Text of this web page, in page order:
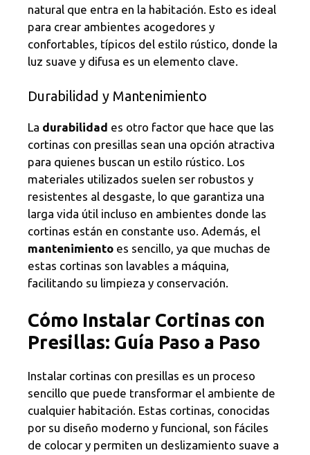
natural que entra en la habitación. Esto es ideal
para crear ambientes acogedores y
confortables, típicos del estilo rústico, donde la
luz suave y difusa es un elemento clave.
Durabilidad y Mantenimiento
La durabilidad es otro factor que hace que las
cortinas con presillas sean una opción atractiva
para quienes buscan un estilo rústico. Los
materiales utilizados suelen ser robustos y
resistentes al desgaste, lo que garantiza una
larga vida útil incluso en ambientes donde las
cortinas están en constante uso. Además, el
mantenimiento es sencillo, ya que muchas de
estas cortinas son lavables a máquina,
facilitando su limpieza y conservación.
Cómo Instalar Cortinas con
Presillas: Guía Paso a Paso
Instalar cortinas con presillas es un proceso
sencillo que puede transformar el ambiente de
cualquier habitación. Estas cortinas, conocidas
por su diseño moderno y funcional, son fáciles
de colocar y permiten un deslizamiento suave a